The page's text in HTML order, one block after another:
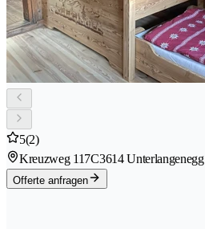
5(2)
Kreuzweg 117C3614 Unterlangenegg
Offerte anfragen